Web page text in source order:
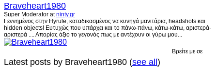
Braveheart1980
Super Moderator atninty.gr
Γεννημένος στην Hyrule, καταδικασμένος να κυνηγά μανιτάρια, headshots και
hidden objects! Ευτυχώς που υπάρχει και το πάνω-πάνω, κάτω-κάτω, αριστερά-
αριστερά .... Απορίας άξιο το γεγονός πως με αντέχουν οι γύρω μου...
Βρείτε με σε
Latest posts by Braveheart1980 (see all)